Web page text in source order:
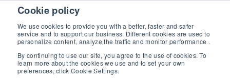
Cookie policy
We use cookies to provide you with a better, faster and safer
service and to support our business. Different cookies are used to
personalize content, analyze the traffic and monitor performance .
By continuing to use our site, you agree to the use of cookies. To
learn more about the cookies we use and to set your own
preferences, click Cookie Settings.
Skip to content
Scopri la nostra nuova brochure Soluzioni Beamex per l’eccellenza
Contattaci